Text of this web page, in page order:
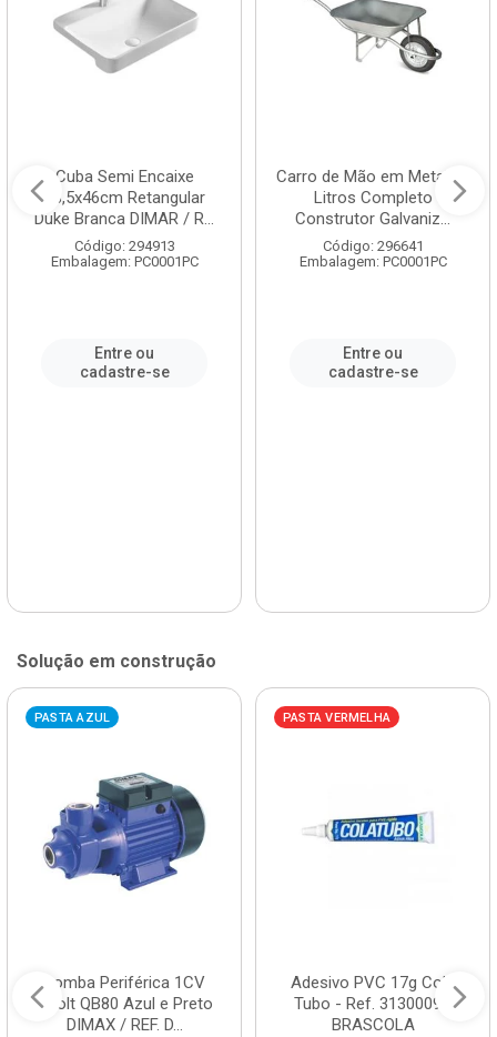
Cuba Semi Encaixe
58,5x46cm Retangular
Duke Branca DIMAR / R...
Código: 294913
Embalagem: PC0001PC
Entre ou
cadastre-se
Carro de Mão em Metal 60
Litros Completo
Construtor Galvaniz...
Código: 296641
Embalagem: PC0001PC
Entre ou
cadastre-se
Solução em construção
PASTA AZUL
Bomba Periférica 1CV
Bivolt QB80 Azul e Preto
DIMAX / REF. D...
PASTA VERMELHA
Adesivo PVC 17g Cola
Tubo - Ref. 3130009 -
BRASCOLA